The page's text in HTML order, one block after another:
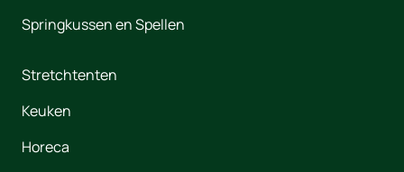
Springkussen en Spellen
Stretchtenten
Keuken
Horeca